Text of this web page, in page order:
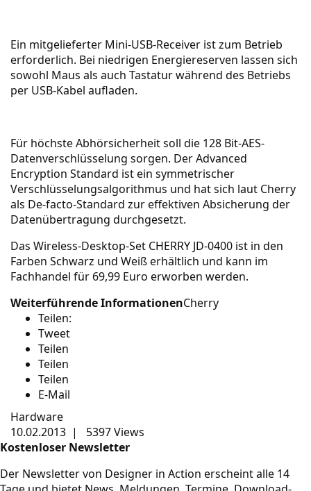
Ein mitgelieferter Mini-USB-Receiver ist zum Betrieb
erforderlich. Bei niedrigen Energiereserven lassen sich
sowohl Maus als auch Tastatur während des Betriebs
per USB-Kabel aufladen.
Für höchste Abhörsicherheit soll die 128 Bit-AES-
Datenverschlüsselung sorgen. Der Advanced
Encryption Standard ist ein symmetrischer
Verschlüsselungsalgorithmus und hat sich laut Cherry
als De-facto-Standard zur effektiven Absicherung der
Datenübertragung durchgesetzt.
Das Wireless-Desktop-Set CHERRY JD-0400 ist in den
Farben Schwarz und Weiß erhältlich und kann im
Fachhandel für 69,99 Euro erworben werden.
Weiterführende InformationenCherry
Teilen:
Tweet
Teilen
Teilen
Teilen
E-Mail
Hardware
10.02.2013 |
5397 Views
Kostenloser Newsletter
Der Newsletter von Designer in Action erscheint alle 14